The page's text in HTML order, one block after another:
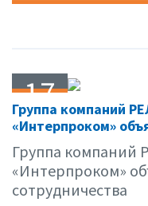
17
02.15
Группа компаний
«Интерпроком»
Группа компаний
«Интерпроком»
сотрудничества